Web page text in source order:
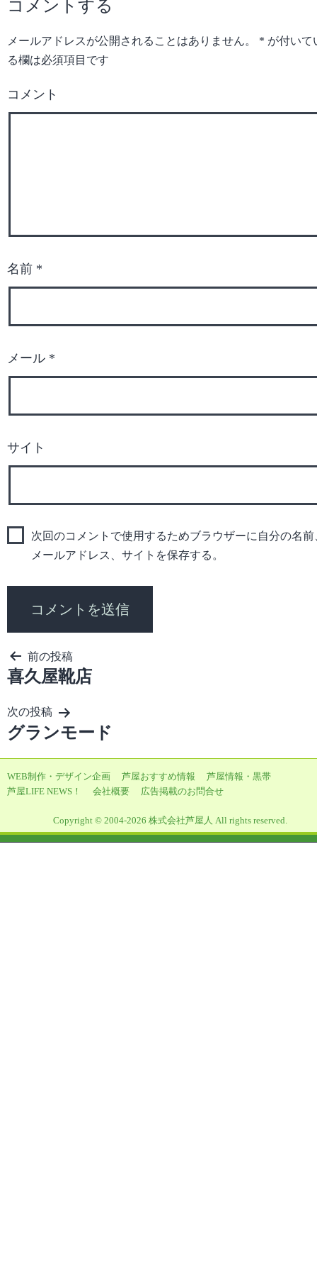
コメントする
メールアドレスが公開されることはありません。 * が付いて
る欄は必須項目です
コメント
名前 *
メール *
サイト
次回のコメントで使用するためブラウザーに自分の名前
メールアドレス、サイトを保存する。
投
稿
ビ
ゲ
シ
ン
前の投稿
喜久屋靴店
次の投稿
グランモード
WEB制作・デザイン企画 芦屋おすすめ情報
芦屋情報・黒帯
芦屋LIFE NEWS！
会社概要 広告掲載のお問合せ
Copyright © 2004-2026 株式会社芦屋人 All rights reserved.